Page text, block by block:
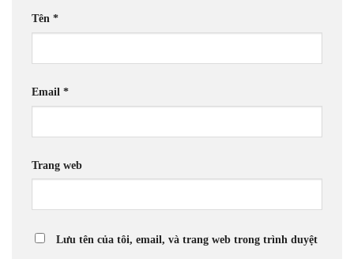
Tên *
Email *
Trang web
Lưu tên của tôi, email, và trang web trong trình duyệt